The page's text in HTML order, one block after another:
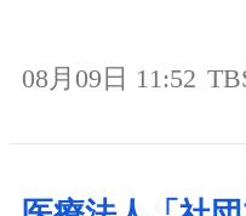
08月09日 11:52